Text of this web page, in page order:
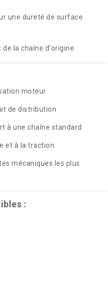
une dureté de surface
la chaîne d'origine
moteur
de distribution
à une chaîne standard
et à la traction
mécaniques les plus
: